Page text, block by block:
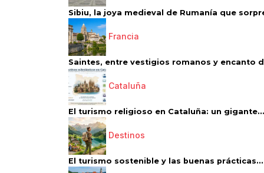
Sibiu, la joya medieval de Rumanía que
Francia
Saintes, entre vestigios romanos y encanto
Cataluña
El turismo religioso en Cataluña: un gigante...
Destinos
El turismo sostenible y las buenas prácticas...